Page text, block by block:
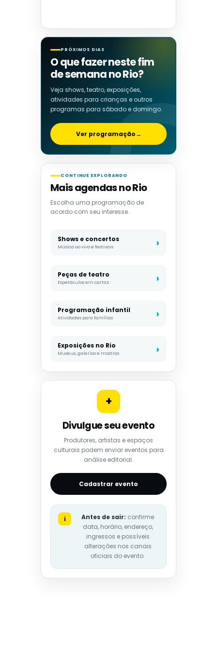
PRÓXIMOS DIAS
O que fazer neste fim
de semana no Rio?
Veja shows, teatro, exposições,
atividades para crianças e outros
programas para sábado e domingo.
Ver programação→
CONTINUE EXPLORANDO
Mais agendas no Rio
Escolha uma programação de
acordo com seu interesse.
Shows e concertos
Música ao vivo e festivais
Peças de teatro
Espetáculos em cartaz
Programação infantil
Atividades para famílias
Exposições no Rio
Museus, galerias e mostras
+
Divulgue seu evento
Produtores, artistas e espaços
culturais podem enviar eventos para
análise editorial.
Cadastrar evento
i Antes de sair: confirme
data, horário, endereço,
ingressos e possíveis
alterações nos canais
oficiais do evento.